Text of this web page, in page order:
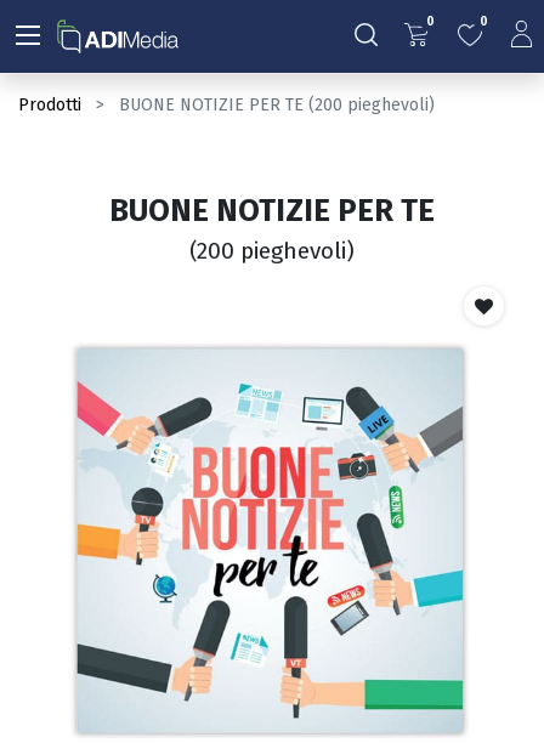
0 0
Prodotti BUONE NOTIZIE PER TE (200 pieghevoli)
BUONE NOTIZIE PER TE
(200 pieghevoli)